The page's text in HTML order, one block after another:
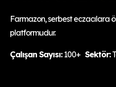
Farmazon, serbest eczacılara
platformudur.
Çalışan Sayısı:100+ Sektör: